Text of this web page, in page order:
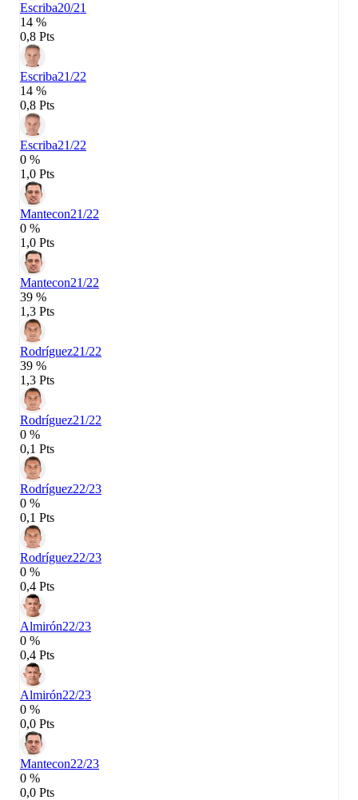
Escriba20/21
14 %
0,8 Pts
Escriba21/22
14 %
0,8 Pts
Escriba21/22
0 %
1,0 Pts
Mantecon21/22
0 %
1,0 Pts
Mantecon21/22
39 %
1,3 Pts
Rodríguez21/22
39 %
1,3 Pts
Rodríguez21/22
0 %
0,1 Pts
Rodríguez22/23
0 %
0,1 Pts
Rodríguez22/23
0 %
0,4 Pts
Almirón22/23
0 %
0,4 Pts
Almirón22/23
0 %
0,0 Pts
Mantecon22/23
0 %
0,0 Pts